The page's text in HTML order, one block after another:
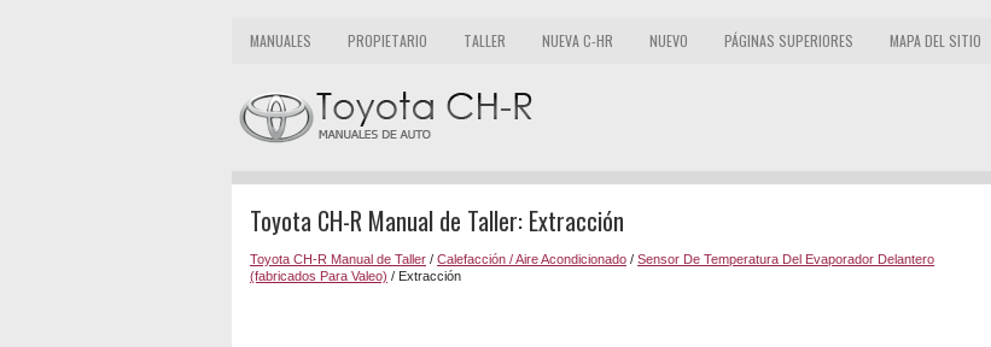
MANUALES PROPIETARIO TALLER NUEVA C-HR NUEVO PÁGINAS SUPERIORES MAPA DEL SITIO
Toyota CH-R Manual de Taller: Extracción
Toyota CH-R Manual de Taller / Calefacción / Aire Acondicionado / Sensor De Temperatura Del Evaporador Delantero
(fabricados Para Valeo) / Extracción